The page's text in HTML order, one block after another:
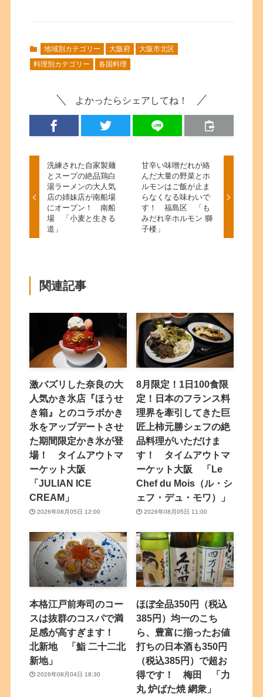
地域別カテゴリー 大阪府
大阪市北区
料理別カテゴリー
各国料理
よかったらシェアしてね！
洗練された自家製麺
とスープの絶品鶏白
湯ラーメンの大人気
店の姉妹店が南船場
にオープン！ 南船
場 「小麦と生きる
道」
甘辛い味噌だれが絡
んだ大量の野菜とホ
ルモンはご飯が止ま
らなくなる味わいで
す！ 福島区 「も
みだれ辛ホルモン 獅
子楼」
関連記事
激バズリした奈良の大
人気かき氷店『ほうせ
き箱』とのコラボかき
氷をアップデートさせ
た期間限定かき氷が登
場！ タイムアウトマ
ーケット大阪
「JULIAN ICE
CREAM」
2026年08月05日 12:00
8月限定！1日100食限
定！日本のフランス料
理界を牽引してきた巨
匠上柿元勝シェフの絶
品料理がいただけま
す！ タイムアウトマ
ーケット大阪 「Le
Chef du Mois（ル・シ
ェフ・デュ・モワ）」
2026年08月05日 11:00
本格江戸前寿司のコー
スは抜群のコスパで満
足感が高すぎます！
北新地 「鮨 二十二北
新地」
2026年08月04日 18:30
ほぼ全品350円（税込
385円）均一のこち
ら、豊富に揃ったお値
打ちの日本酒も350円
（税込385円）で超お
得です！ 梅田 「力
丸 炉ばた焼 網衆」